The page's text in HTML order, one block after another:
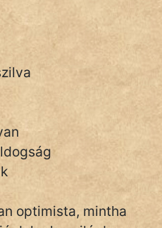
optimista, mintha